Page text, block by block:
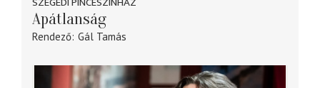
Apátlanság
Rendező Gál Tamás